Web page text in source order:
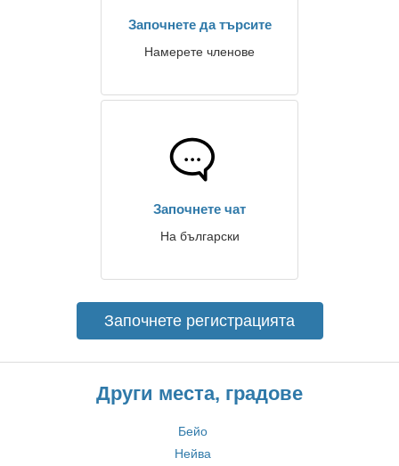
Започнете да търсите
Намерете членове
Започнете чат
На български
Започнете регистрацията
Други места, градове
Бейо
Нейва